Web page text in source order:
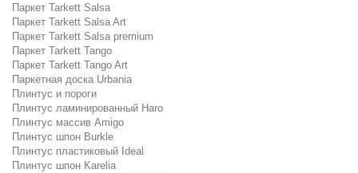
Паркет Tarkett Salsa
Паркет Tarkett Salsa Art
Паркет Tarkett Salsa premium
Паркет Tarkett Tango
Паркет Tarkett Tango Art
Паркетная доска Urbania
Плинтус и пороги
Плинтус ламинированный Haro
Плинтус массив Amigo
Плинтус шпон Burkle
Плинтус пластиковый Ideal
Плинтус шпон Karelia